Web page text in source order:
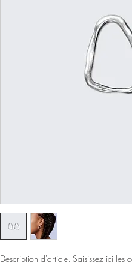
Description d'article. Saisissez ici les